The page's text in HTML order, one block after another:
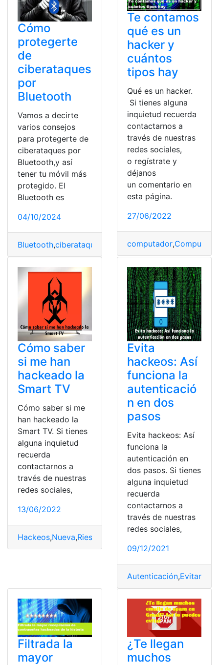
Cómo
protegerte
de
ciberataques
por
Bluetooth
Vamos a decirte
varios consejos
para protegerte de
ciberataques por
Bluetooth,y así
tener tu móvil más
protegido. El
Bluetooth es
04/10/2024
Bluetooth,ciberataques Consejos,Evitar,Hackeos,
Te contamos
qué es un
hacker y
cuántos
tipos hay
Qué es un hacker.
Si tienes alguna
inquietud recuerda
contactarnos a
través de nuestras
redes sociales,
o regístrate y
déjanos
un comentario en
esta página.
27/06/2022
computador,
Cómo saber
si me han
hackeado la
Smart TV
Cómo saber si me
han hackeado la
Smart TV. Si tienes
alguna inquietud
recuerda
contactarnos a
través de nuestras
redes sociales,
13/06/2022
Hackeos,Nueva,Riesgo
Evita
hackeos: Así
funciona la
autenticació
n en dos
pasos
Evita hackeos: Así
funciona la
autenticación en
dos pasos. Si tienes
alguna inquietud
recuerda
contactarnos a
través de nuestras
redes sociales,
09/12/2021
Autenticación,Evitar
Filtrada la
mayor
¿Te llegan
muchos